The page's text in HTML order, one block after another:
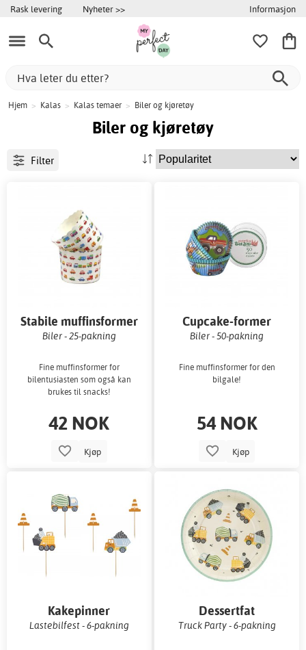
Rask levering Nyheter >> Informasjon
Hjem > Kalas > Kalas temaer > Biler og kjøretøy
Biler og kjøretøy
Filter
Stabile muffinsformer
Biler - 25-pakning
Fine muffinsformer for
bilentusiasten som også kan
brukes til snacks!
42 NOK
Kjøp
Cupcake-former
Biler - 50-pakning
Fine muffinsformer for den
bilgale!
54 NOK
Kjøp
Kakepinner
Lastebilfest - 6-pakning
Dessertfat
Truck Party - 6-pakning